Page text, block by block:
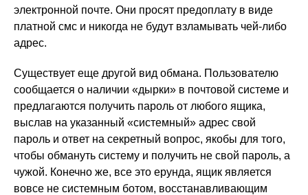
электронной почте. Они просят предоплату в виде
платной смс и никогда не будут взламывать чей-либо
адрес.
Существует еще другой вид обмана. Пользователю
сообщается о наличии «дырки» в почтовой системе и
предлагаются получить пароль от любого ящика,
выслав на указанный «системный» адрес свой
пароль и ответ на секретный вопрос, якобы для того,
чтобы обмануть систему и получить не свой пароль, а
чужой. Конечно же, все это ерунда, ящик является
вовсе не системным ботом, восстанавливающим